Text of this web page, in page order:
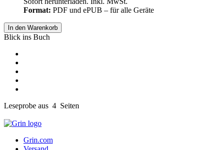
Format: PDF und ePUB – für alle Geräte
In den Warenkorb
Blick ins Buch
Leseprobe aus 4 Seiten
Grin.com